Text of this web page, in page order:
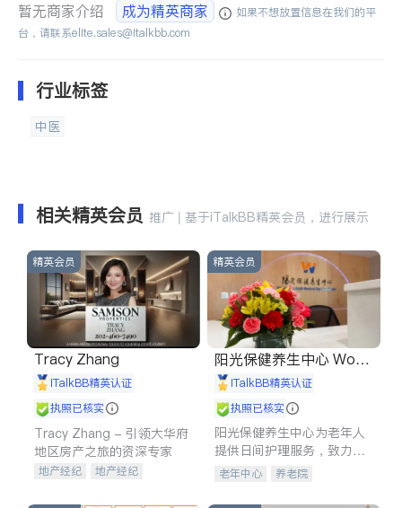
暂无商家介绍 成为精英商家
如果不想放置信息在我们的平
台，请联系elite.sales@italkbb.com
行业标签
中医
相关精英会员 推广 | 基于iTalkBB精英会员，进行展示
精英会员
Tracy Zhang
iTalkBB精英认证
执照已核实
Tracy Zhang - 引领大华府
地区房产之旅的资深专家
地产经纪
地产经纪
精英会员
阳光保健养生中心 World
shine
iTalkBB精英认证
执照已核实
阳光保健养生中心为老年人
提供日间护理服务，致力于
通过持续的护理创新来有效
老年中心 养老院